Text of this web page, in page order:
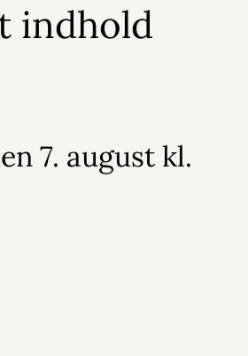
indhold
7. august kl.